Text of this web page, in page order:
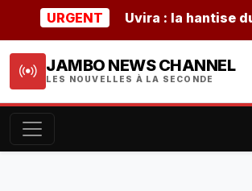
URGENT Uvira : la hantise du
JAMBO NEWS CHANNEL
LES NOUVELLES À LA SECONDE